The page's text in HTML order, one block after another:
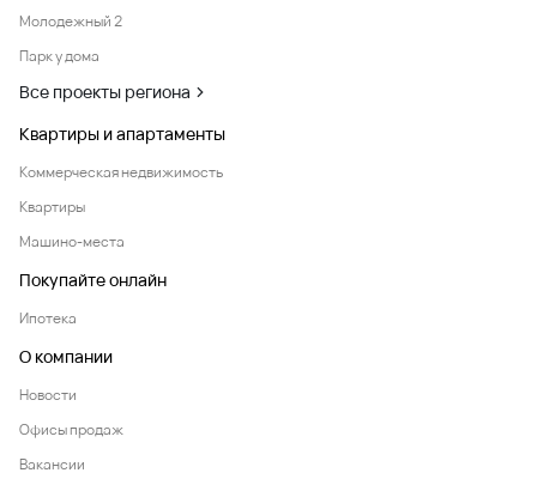
Молодежный 2
Парк у дома
Все проекты региона
Квартиры и апартаменты
Коммерческая недвижимость
Квартиры
Машино-места
Покупайте онлайн
Ипотека
О компании
Новости
Офисы продаж
Вакансии